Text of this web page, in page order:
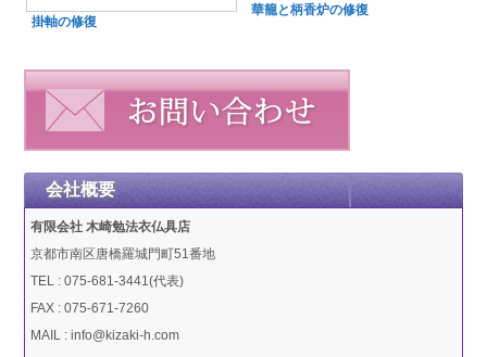
掛軸の修復
華籠と柄香炉の修復
会社概要
有限会社 木崎勉法衣仏具店
京都市南区唐橋羅城門町51番地
TEL : 075-681-3441(代表)
FAX : 075-671-7260
MAIL : info@kizaki-h.com